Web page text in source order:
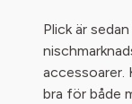
Plick är
accessoarer.
bra för både